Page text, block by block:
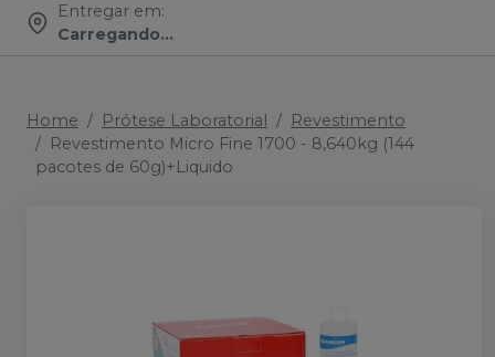
Entregar em:
Carregando...
Home Prótese Laboratorial
Revestimento
Revestimento Micro Fine 1700 - 8,640kg (144
pacotes de 60g)+Liquido